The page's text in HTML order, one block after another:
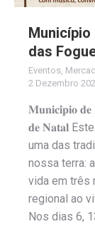
Município
das
Eventos
2 Dezembro
𝐌𝐮𝐧𝐢𝐜𝐢́𝐩𝐢𝐨 𝐝𝐞
𝐝𝐞 𝐍𝐚𝐭𝐚𝐥
uma das
nossa terra:
vida em três
regional ao
Nos dias 6,